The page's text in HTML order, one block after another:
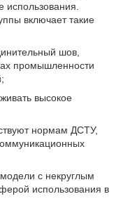
включает такие
шов,
промышленности
высокое
нормам ДСТУ,
с некруглым
использования в